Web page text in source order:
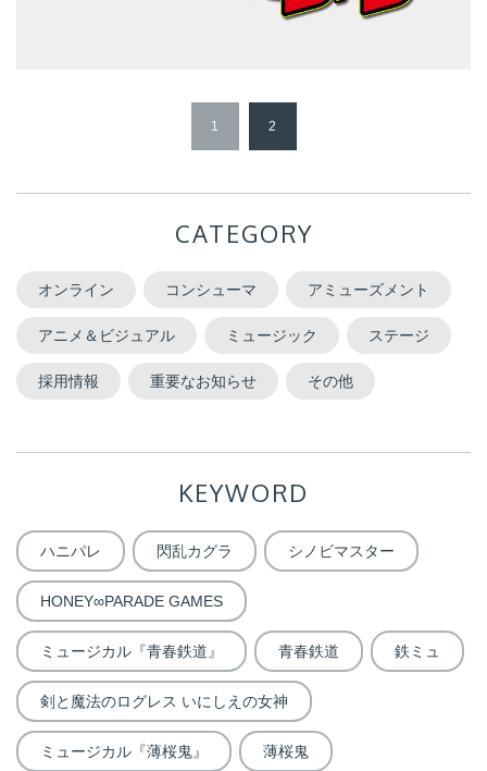
1 2
CATEGORY
オンライン コンシューマ アミューズメント
アニメ＆ビジュアル ミュージック ステージ
採用情報 重要なお知らせ その他
KEYWORD
ハニパレ 閃乱カグラ シノビマスター
HONEY∞PARADE GAMES
ミュージカル『青春鉄道』 青春鉄道 鉄ミュ
剣と魔法のログレス いにしえの女神
ミュージカル『薄桜鬼』 薄桜鬼